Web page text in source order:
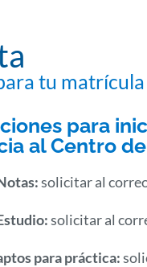
tu matrícula
para
al Centro
solicitar al
solicitar al
para práctica: